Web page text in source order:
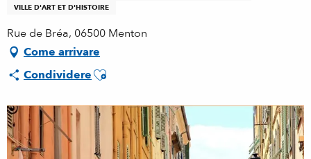
VILLE D'ART ET D'HISTOIRE
Rue de Bréa, 06500 Menton
Come arrivare
CondividereAjouter aux favoris